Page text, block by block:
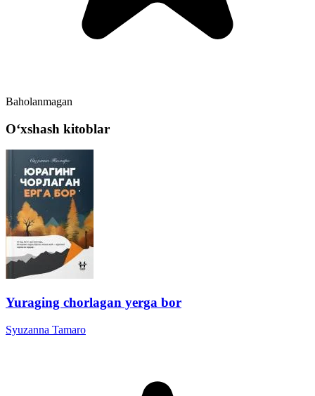
Baholanmagan
Oʻxshash kitoblar
Yuraging chorlagan yerga bor
Syuzanna Tamaro